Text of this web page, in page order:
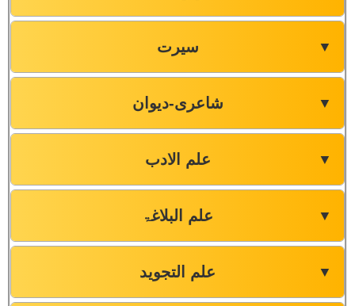
سیرت ▼
شاعری-دیوان ▼
علم الادب ▼
علم البلاغۃ ▼
علم التجوید ▼